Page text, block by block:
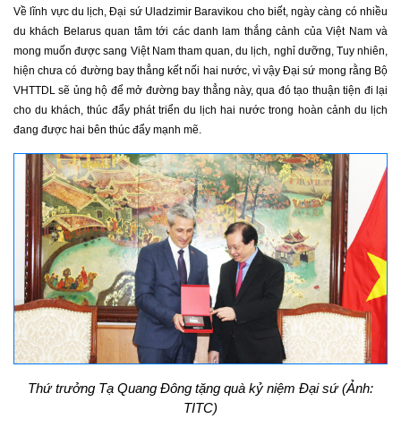
Về lĩnh vực du lịch, Đại sứ Uladzimir Baravikou cho biết, ngày càng có nhiều
du khách Belarus quan tâm tới các danh lam thắng cảnh của Việt Nam và
mong muốn được sang Việt Nam tham quan, du lịch, nghỉ dưỡng, Tuy nhiên,
hiện chưa có đường bay thẳng kết nối hai nước, vì vậy Đại sứ mong rằng Bộ
VHTTDL sẽ ủng hộ để mở đường bay thẳng này, qua đó tạo thuận tiện đi lại
cho du khách, thúc đẩy phát triển du lịch hai nước trong hoàn cảnh du lịch
đang được hai bên thúc đẩy mạnh mẽ.
Thứ trưởng Tạ Quang Đông tặng quà kỷ niệm Đại sứ (Ảnh:
TITC)